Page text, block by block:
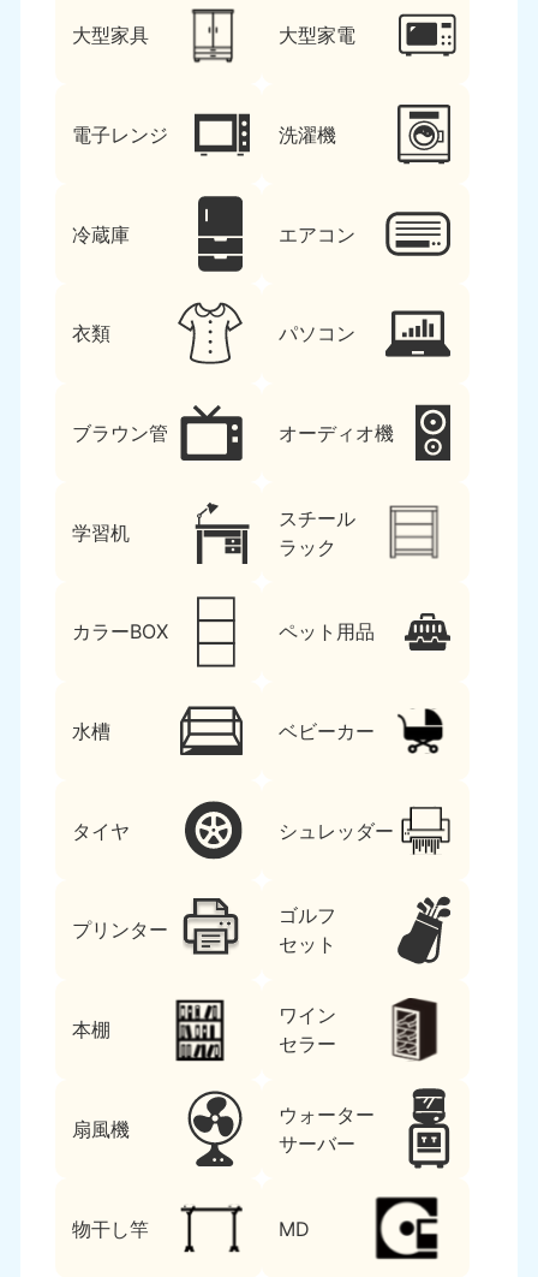
大型家具 大型家電
電子レンジ 洗濯機
冷蔵庫 エアコン
衣類 パソコン
ブラウン管 オーディオ機
学習机
スチール
ラック
カラーBOX ペット用品
水槽 ベビーカー
タイヤ シュレッダー
プリンター
ゴルフ
セット
本棚
ワイン
セラー
扇風機
ウォーター
サーバー
物干し竿 MD